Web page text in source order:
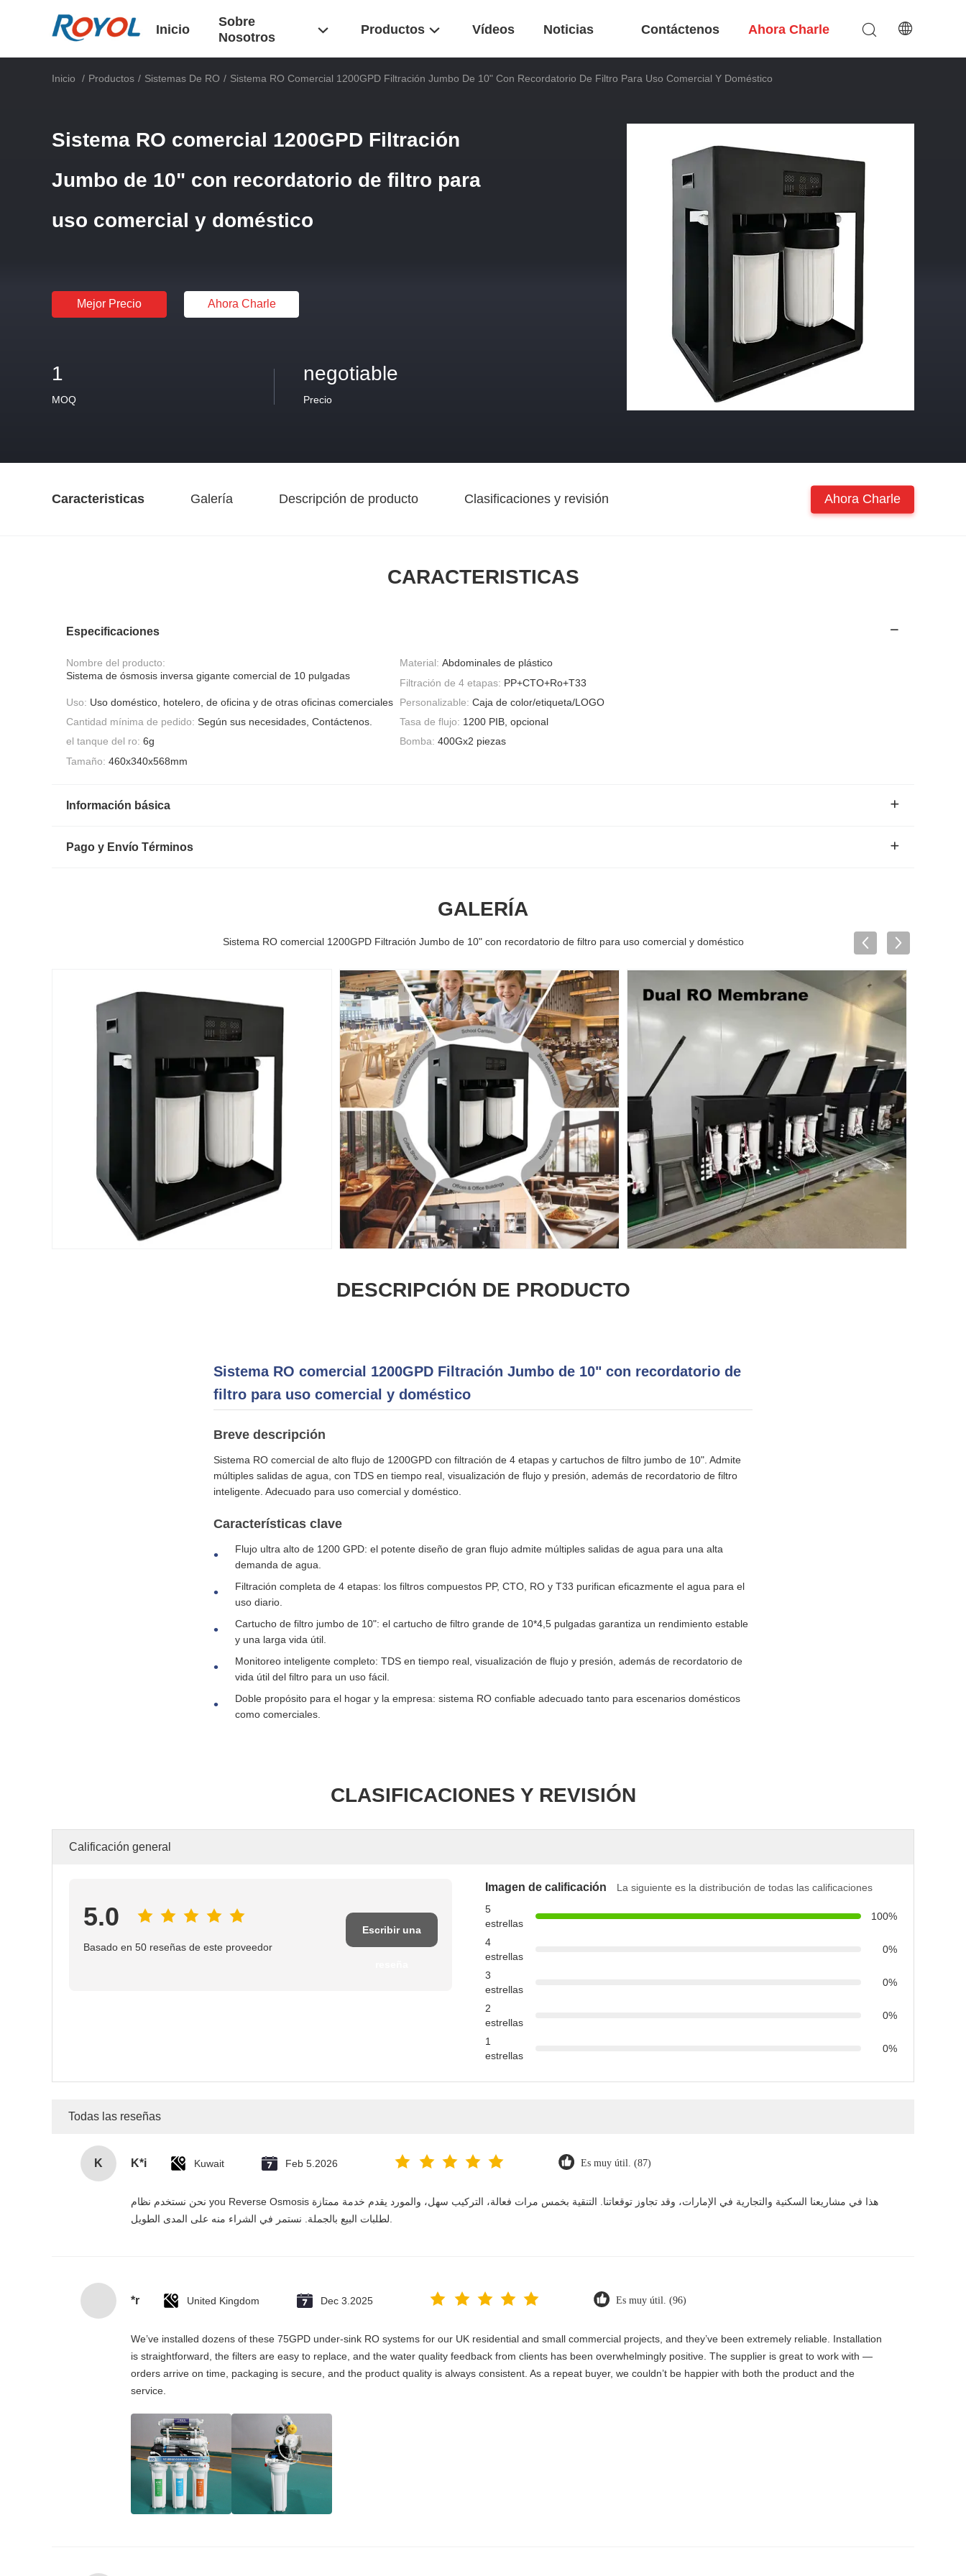
Inicio
Sobre
Nosotros
Productos Vídeos Noticias Contáctenos Ahora Charle
Inicio / Productos / Sistemas De RO / Sistema RO Comercial 1200GPD Filtración Jumbo De 10" Con Recordatorio De Filtro Para Uso Comercial Y Doméstico
Sistema RO comercial 1200GPD Filtración
Jumbo de 10" con recordatorio de filtro para
uso comercial y doméstico
Mejor Precio Ahora Charle
1
MOQ
negotiable
Precio
Caracteristicas Galería Descripción de producto Clasificaciones y revisión Ahora Charle
CARACTERISTICAS
Especificaciones
Nombre del producto:
Sistema de ósmosis inversa gigante comercial de 10 pulgadas
Material: Abdominales de plástico
Filtración de 4 etapas: PP+CTO+Ro+T33
Uso: Uso doméstico, hotelero, de oficina y de otras oficinas comerciales Personalizable: Caja de color/etiqueta/LOGO
Cantidad mínima de pedido: Según sus necesidades, Contáctenos. Tasa de flujo: 1200 PIB, opcional
el tanque del ro: 6g Bomba: 400Gx2 piezas
Tamaño: 460x340x568mm
Información básica
Pago y Envío Términos
GALERÍA
Sistema RO comercial 1200GPD Filtración Jumbo de 10" con recordatorio de filtro para uso comercial y doméstico
DESCRIPCIÓN DE PRODUCTO
Sistema RO comercial 1200GPD Filtración Jumbo de 10" con recordatorio de
filtro para uso comercial y doméstico
Breve descripción
Sistema RO comercial de alto flujo de 1200GPD con filtración de 4 etapas y cartuchos de filtro jumbo de 10". Admite
múltiples salidas de agua, con TDS en tiempo real, visualización de flujo y presión, además de recordatorio de filtro
inteligente. Adecuado para uso comercial y doméstico.
Características clave
Flujo ultra alto de 1200 GPD: el potente diseño de gran flujo admite múltiples salidas de agua para una alta
demanda de agua.
Filtración completa de 4 etapas: los filtros compuestos PP, CTO, RO y T33 purifican eficazmente el agua para el
uso diario.
Cartucho de filtro jumbo de 10": el cartucho de filtro grande de 10*4,5 pulgadas garantiza un rendimiento estable
y una larga vida útil.
Monitoreo inteligente completo: TDS en tiempo real, visualización de flujo y presión, además de recordatorio de
vida útil del filtro para un uso fácil.
Doble propósito para el hogar y la empresa: sistema RO confiable adecuado tanto para escenarios domésticos
como comerciales.
CLASIFICACIONES Y REVISIÓN
Calificación general
5.0
Basado en 50 reseñas de este proveedor
Escribir una
Imagen de calificación
La siguiente es la distribución de todas las calificaciones
5
estrellas
100%
4
estrellas
0%
3
estrellas
0%
2
estrellas
0%
1
estrellas
0%
Todas las reseñas
K K*i Kuwait Feb 5.2026 Es muy útil. (87)
نحن نستخدم نظام you Reverse Osmosis هذا في مشاريعنا السكنية والتجارية في الإمارات، وقد تجاوز توقعاتنا. التنقية بخمس مرات فعالة، التركيب سهل، والمورد يقدم خدمة ممتازة
*r United Kingdom Dec 3.2025 Es muy útil. (96)
We’ve installed dozens of these 75GPD under-sink RO systems for our UK residential and small commercial projects, and they’ve been extremely reliable. Installation
is straightforward, the filters are easy to replace, and the water quality feedback from clients has been overwhelmingly positive. The supplier is great to work with —
orders arrive on time, packaging is secure, and the product quality is always consistent. As a repeat buyer, we couldn’t be happier with both the product and the
service.